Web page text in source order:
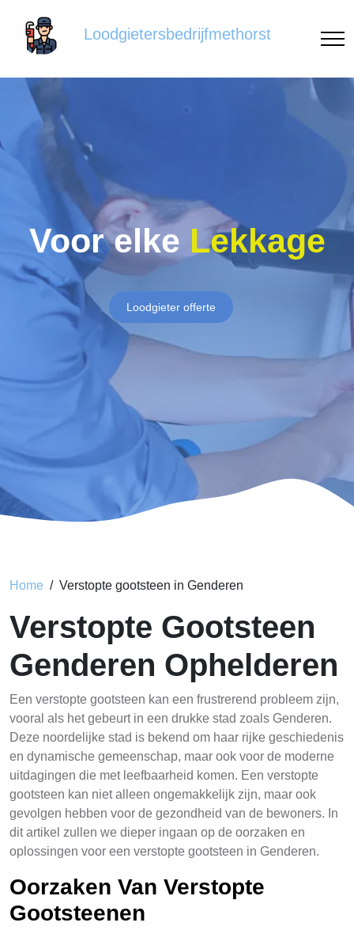
Loodgietersbedrijfmethorst
Voor elke Lekkage
Loodgieter offerte
Home Verstopte gootsteen in Genderen
Verstopte Gootsteen
Genderen Ophelderen
Een verstopte gootsteen kan een frustrerend probleem zijn,
vooral als het gebeurt in een drukke stad zoals Genderen.
Deze noordelijke stad is bekend om haar rijke geschiedenis
en dynamische gemeenschap, maar ook voor de moderne
uitdagingen die met leefbaarheid komen. Een verstopte
gootsteen kan niet alleen ongemakkelijk zijn, maar ook
gevolgen hebben voor de gezondheid van de bewoners. In
dit artikel zullen we dieper ingaan op de oorzaken en
oplossingen voor een verstopte gootsteen in Genderen.
Oorzaken Van Verstopte
Gootsteenen